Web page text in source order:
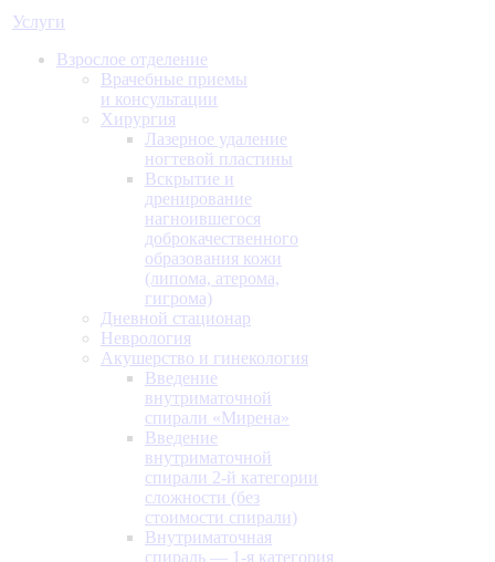
Услуги
Взрослое отделение
Врачебные приемы
и консультации
Хирургия
Лазерное удаление
ногтевой пластины
Вскрытие и
дренирование
нагноившегося
доброкачественного
образования кожи
(липома, атерома,
гигрома)
Дневной стационар
Неврология
Акушерство и гинекология
Введение
внутриматочной
спирали «Мирена»
Введение
внутриматочной
спирали 2-й категории
сложности (без
стоимости спирали)
Внутриматочная
спираль — 1-я категория